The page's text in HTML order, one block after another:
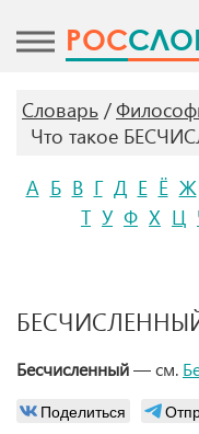
POC
Словарь
Что такое
А Б В Г Д Е Ё Ж
Т У Ф Х Ц
Бесчисленный— см.
Поделиться